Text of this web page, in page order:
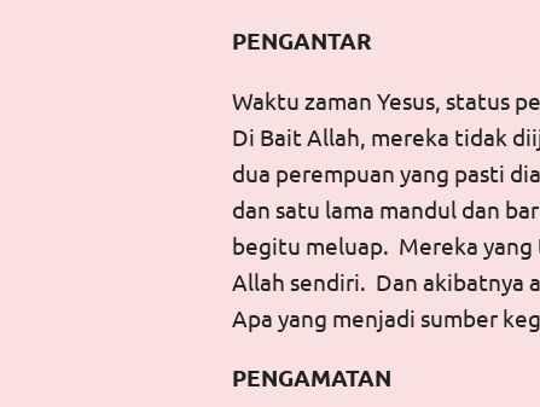
PENGANTAR
Waktu zaman Yesus, status
Di Bait Allah, mereka tidak
dua perempuan yang pasti
dan satu lama mandul dan
begitu meluap. Mereka yang
Allah sendiri. Dan akibatnya
Apa yang menjadi sumber
PENGAMATAN